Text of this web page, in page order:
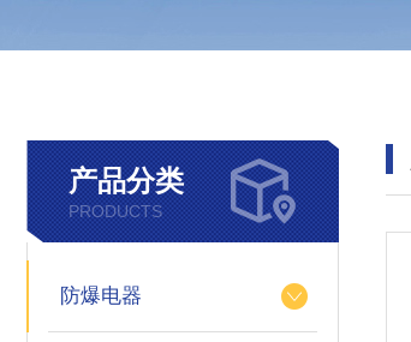
产品分类
PRODUCTS
防爆电器